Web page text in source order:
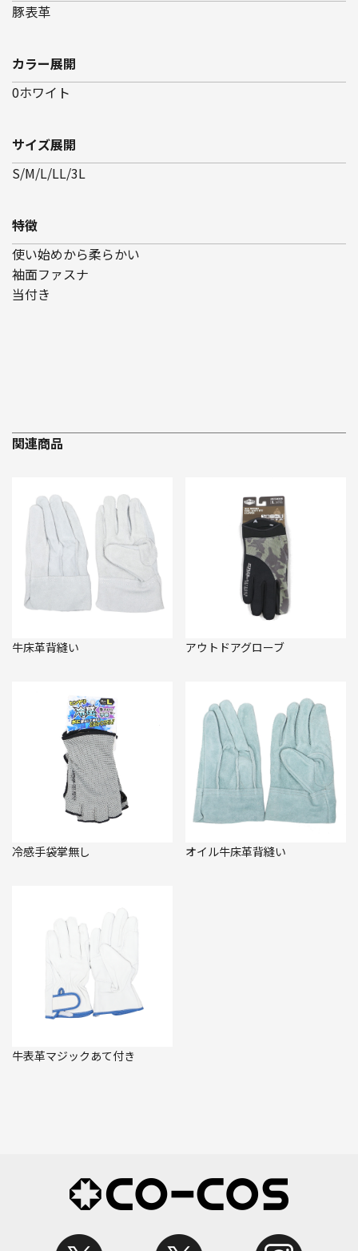
豚表革
カラー展開
0ホワイト
サイズ展開
S/M/L/LL/3L
特徴
使い始めから柔らかい
袖面ファスナ
当付き
関連商品
牛床革背縫い アウトドアグローブ
冷感手袋掌無し オイル牛床革背縫い
牛表革マジックあて付き